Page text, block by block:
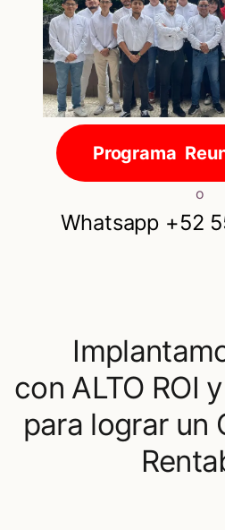
Programa
o
Whatsapp +52
con ALTO ROI
para lograr un